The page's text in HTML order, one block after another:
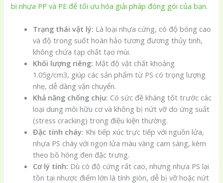
bì nhựa PP và PE để tối ưu hóa giải pháp đóng gói của bạn.
Trạng thái vật lý: Là loại nhựa cứng, có độ bóng cao
và độ trong suốt hoàn hảo tương đương thủy tinh,
không chứa tạp chất tạo mùi.
Khối lượng riêng: Mật độ vật chất khoảng
1.05g/cm3, giúp các sản phẩm từ PS có trọng lượng
nhẹ, dễ dàng vận chuyển.
Khả năng chống chịu: Có sức đề kháng tốt trước các
loại dung môi hữu cơ và không bị nứt vỡ do ứng suất
(stress cracking) trong điều kiện thường.
Đặc tính cháy: Khi tiếp xúc trực tiếp với nguồn lửa,
nhựa PS cháy với ngọn lửa màu vàng cam sáng, kèm
theo bồ hóng đen đặc trưng.
Cơ lý tính: Dù có độ cứng rất cao, nhưng nhựa PS lại
tồn tại nhược điểm lớn là tính giòn, dễ bị vỡ hoặc nứt